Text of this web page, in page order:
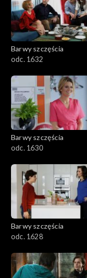
Barwy szczęścia
odc. 1632
Barwy szczęścia
odc. 1630
Barwy szczęścia
odc. 1628